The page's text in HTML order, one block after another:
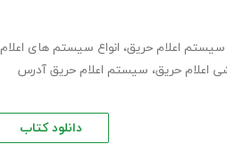
اعلام حریق، انواع سیستم های اعلام
اعلام حریق، سیستم اعلام حریق آدرس
دانلود کتاب